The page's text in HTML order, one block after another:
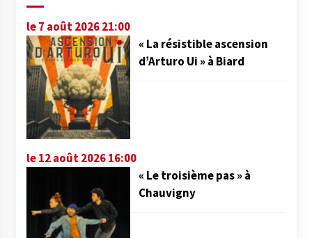
le 7 août 2026 21:00
« La résistible ascension
d’Arturo Ui » à Biard
le 12 août 2026 16:00
« Le troisième pas » à
Chauvigny